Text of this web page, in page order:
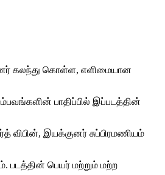
கலந்து கொள்ள, எளிமையான
பாதிப்பில் இப்படத்தின்
விபின், இயக்குனர் சுப்பிரமணியம்
படத்தின் பெயர் மற்றும் மற்ற